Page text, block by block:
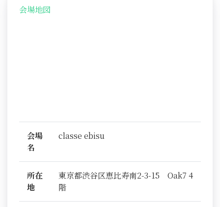
会場地図
会場
名
classe ebisu
所在
地
東京都渋谷区恵比寿南2-3-15 Oak7 4
階